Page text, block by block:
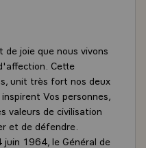
joie que nous vivons
Cette
unit très fort nos deux
Vos personnes,
valeurs de civilisation
et de défendre.
1964, le Général de